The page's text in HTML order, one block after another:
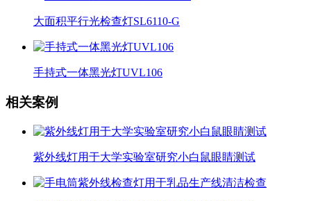
大面积平行光检查灯SL6110-G
手持式一体黑光灯UVL106
相关案例
紫外线灯用于大学实验室研究小白鼠眼睛测试